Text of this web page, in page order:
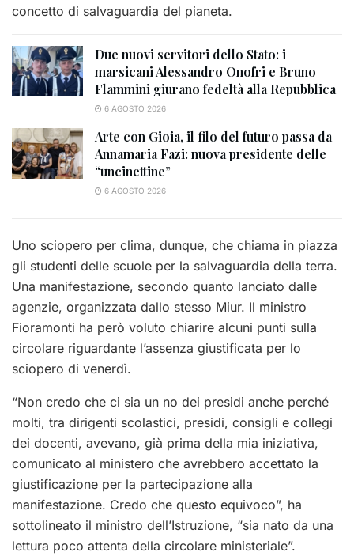
concetto di salvaguardia del pianeta.
Due nuovi servitori dello Stato: i
marsicani Alessandro Onofri e Bruno
Flammini giurano fedeltà alla Repubblica
6 AGOSTO 2026
Arte con Gioia, il filo del futuro passa da
Annamaria Fazi: nuova presidente delle
“uncinettine”
6 AGOSTO 2026
Uno sciopero per clima, dunque, che chiama in piazza
gli studenti delle scuole per la salvaguardia della terra.
Una manifestazione, secondo quanto lanciato dalle
agenzie, organizzata dallo stesso Miur. Il ministro
Fioramonti ha però voluto chiarire alcuni punti sulla
circolare riguardante l’assenza giustificata per lo
sciopero di venerdì.
“Non credo che ci sia un no dei presidi anche perché
molti, tra dirigenti scolastici, presidi, consigli e collegi
dei docenti, avevano, già prima della mia iniziativa,
comunicato al ministero che avrebbero accettato la
giustificazione per la partecipazione alla
manifestazione. Credo che questo equivoco”, ha
sottolineato il ministro dell’Istruzione, “sia nato da una
lettura poco attenta della circolare ministeriale”.